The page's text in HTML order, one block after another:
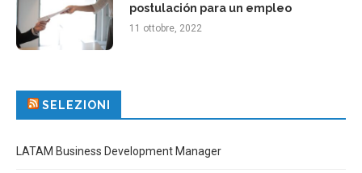
postulación para un empleo
11 ottobre, 2022
SELEZIONI
LATAM Business Development Manager